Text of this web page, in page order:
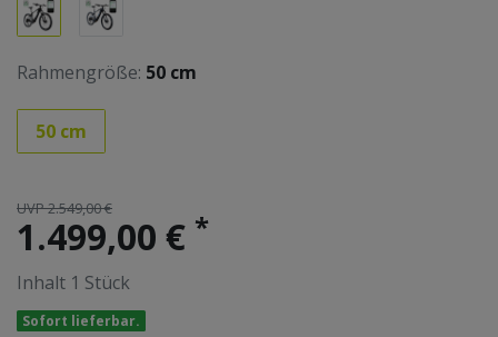
Rahmengröße: 50 cm
50 cm
UVP 2.549,00 €
1.499,00 € *
Inhalt 1 Stück
Sofort lieferbar.